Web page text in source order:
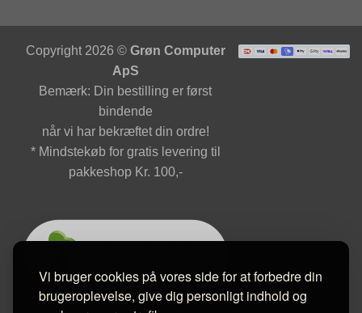
Vi bruger cookies på vores side for at forbedre din
brugeroplevelse, give dig personligt indhold og
Copyright 2026 © Grøn Computer
ApS
Bemærk: Din bestilling er først
bindende
når vi har bekræftet din ordre!
* Mindstekøb for gratis levering til
pakkeshop Kr. 100,-